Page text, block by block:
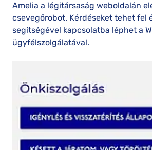
Amelia a légitársaság weboldalán
csevegőrobot. Kérdéseket tehet fel
segítségével kapcsolatba léphet a
ügyfélszolgálatával.